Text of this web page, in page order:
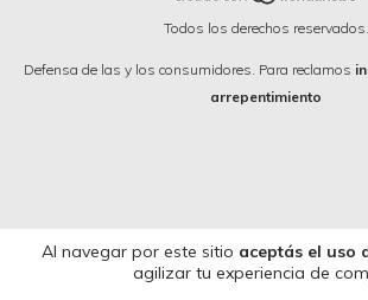
Al navegar por este sitio aceptás el uso
agilizar tu experiencia de
Todos los derechos reservados.
Defensa de las y los consumidores. Para reclamos
arrepentimiento